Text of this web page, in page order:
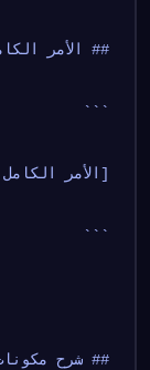
## الأمر
```
[الأمر
```
## شرح مكونات